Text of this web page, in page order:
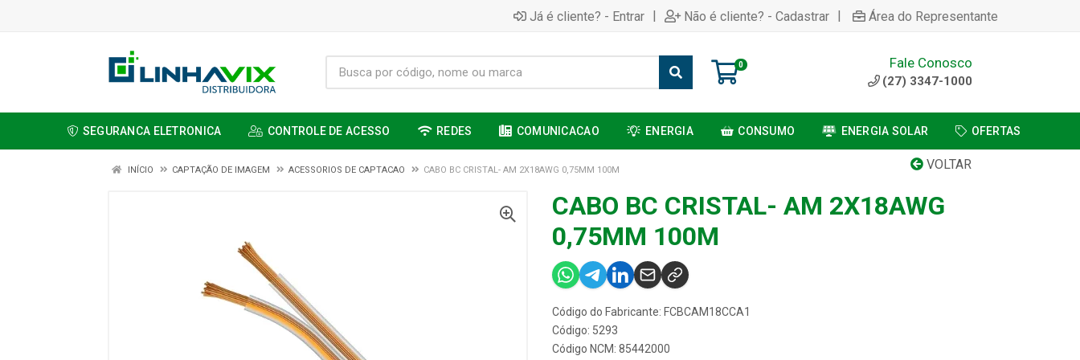
Já é cliente? - Entrar | Não é cliente? - Cadastrar | Área do Representante
0 Fale Conosco
(27) 3347-1000
SEGURANCA ELETRONICA CONTROLE DE ACESSO REDES COMUNICACAO ENERGIA CONSUMO ENERGIA SOLAR OFERTAS
VOLTAR
INÍCIO CAPTAÇÃO DE IMAGEM ACESSORIOS DE CAPTACAO CABO BC CRISTAL- AM 2X18AWG 0,75MM 100M
CABO BC CRISTAL- AM 2X18AWG
0,75MM 100M
Código do Fabricante: FCBCAM18CCA1
Código: 5293
Código NCM: 85442000